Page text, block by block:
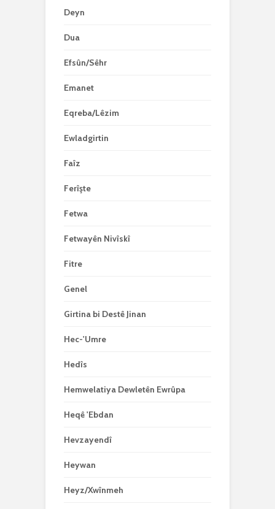
Deyn
Dua
Efsûn/Sêhr
Emanet
Eqreba/Lêzim
Ewladgirtin
Faîz
Ferîşte
Fetwa
Fetwayên Nivîskî
Fitre
Genel
Girtina bi Destê Jinan
Hec-'Umre
Hedîs
Hemwelatiya Dewletên Ewrûpa
Heqê 'Ebdan
Hevzayendî
Heywan
Heyz/Xwînmeh